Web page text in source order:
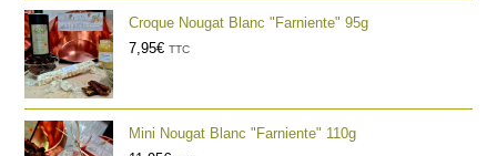
Croque Nougat Blanc "Farniente" 95g
7,95€ TTC
Mini Nougat Blanc "Farniente" 110g